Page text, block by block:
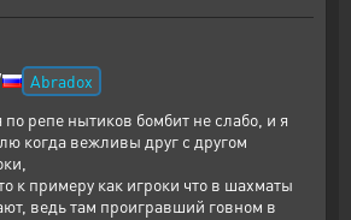
Abradox
по репе нытиков бомбит не слабо, и я
когда вежливы друг с другом
к примеру как игроки что в шахматы
ведь там проигравший говном в